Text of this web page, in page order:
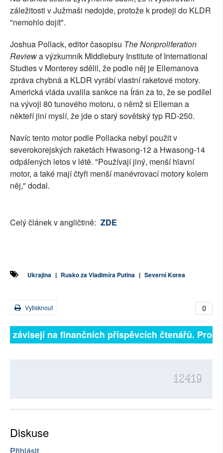
záležitosti v Južmaši nedojde, protože k prodeji do KLDR
"nemohlo dojít".
Joshua Pollack, editor časopisu The Nonproliferation
Reviewa výzkumník Middlebury Institute of International
Studies v Monterey sdělil, že podle něj je Ellemanova
zpráva chybná a KLDR vyrábí vlastní raketové motory.
Americká vláda uvalila sankce na Írán za to, že se podílel
na vývoji 80 tunového motoru, o němž si Elleman a
někteří jiní myslí, že jde o starý sovětský typ RD-250.
Navíc tento motor podle Pollacka nebyl použit v
severokorejských raketách Hwasong-12 a Hwasong-14
odpálených letos v létě. "Používají jiný, menší hlavní
motor, a také mají čtyři menší manévrovací motory kolem
něj," dodal.
Celý článek v angličtině: ZDE
Ukrajina | Rusko za Vladimíra Putina | Severní Korea
0
Vytisknout
závisejí na finančních příspěvcích čtenářů.
12419
Diskuse